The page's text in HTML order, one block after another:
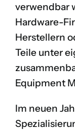
verwendbar
Hardware-
Herstellern
Teile unter
Equipment
Im neuen